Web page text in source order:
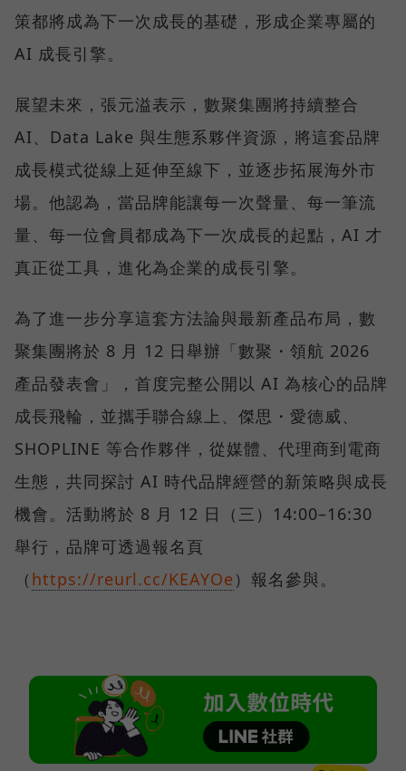
策都將成為下一次成長的基礎，形成企業專屬的
AI 成長引擎。
展望未來，張元溢表示，數聚集團將持續整合
AI、Data Lake 與生態系夥伴資源，將這套品牌
成長模式從線上延伸至線下，並逐步拓展海外市
場。他認為，當品牌能讓每一次聲量、每一筆流
量、每一位會員都成為下一次成長的起點，AI 才
真正從工具，進化為企業的成長引擎。
為了進一步分享這套方法論與最新產品布局，數
聚集團將於 8 月 12 日舉辦「數聚・領航 2026
產品發表會」，首度完整公開以 AI 為核心的品牌
成長飛輪，並攜手聯合線上、傑思・愛德威、
SHOPLINE 等合作夥伴，從媒體、代理商到電商
生態，共同探討 AI 時代品牌經營的新策略與成長
機會。活動將於 8 月 12 日（三）14:00–16:30
舉行，品牌可透過報名頁
（ https://reurl.cc/KEAYOe ）報名參與。